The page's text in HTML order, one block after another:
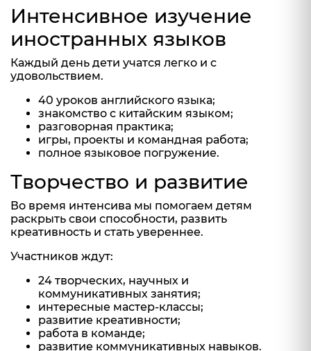
Интенсивное изучение
иностранных языков
Каждый день дети учатся легко и с
удовольствием.
40 уроков английского языка;
знакомство с китайским языком;
разговорная практика;
игры, проекты и командная работа;
полное языковое погружение.
Творчество и развитие
Во время интенсива мы помогаем детям
раскрыть свои способности, развить
креативность и стать увереннее.
Участников ждут:
24 творческих, научных и
коммуникативных занятия;
интересные мастер-классы;
развитие креативности;
работа в команде;
развитие коммуникативных навыков.